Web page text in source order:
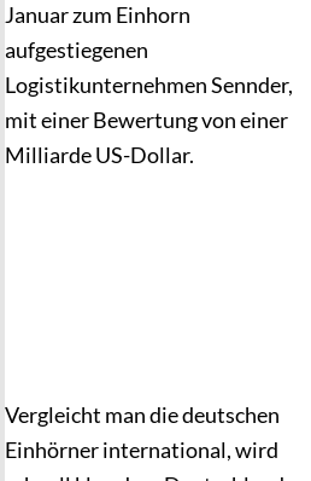
Januar zum Einhorn
aufgestiegenen
Logistikunternehmen Sennder,
mit einer Bewertung von einer
Milliarde US-Dollar.
Vergleicht man die deutschen
Einhörner international, wird